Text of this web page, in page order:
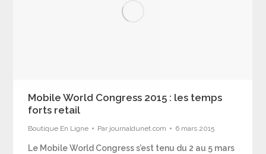
Mobile World Congress 2015 : les temps
forts retail
Boutique En Ligne Par journaldunet.com 6 mars 2015
Le Mobile World Congress s’est tenu du 2 au 5 mars